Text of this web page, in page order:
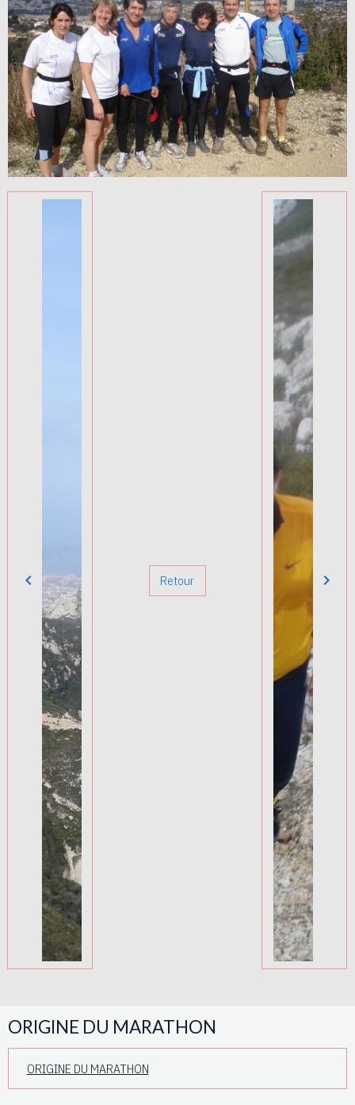
Retour
ORIGINE DU MARATHON
ORIGINE DU MARATHON